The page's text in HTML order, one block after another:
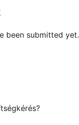
been submitted yet.